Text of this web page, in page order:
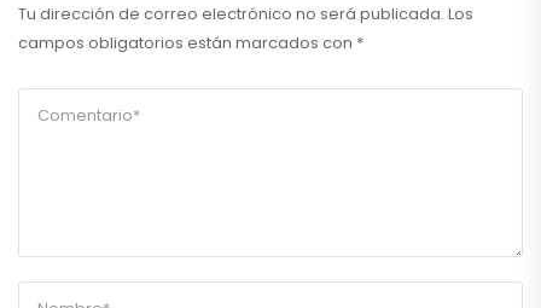
Tu dirección de correo electrónico no será publicada. Los
campos obligatorios están marcados con *